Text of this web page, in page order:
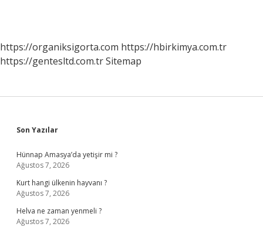
https://organiksigorta.com https://hbirkimya.com.tr
https://gentesltd.com.trSitemap
Sidebar
Son Yazılar
Hünnap Amasya’da yetişir mi ?
Ağustos 7, 2026
Kurt hangi ülkenin hayvanı ?
Ağustos 7, 2026
Helva ne zaman yenmeli ?
Ağustos 7, 2026